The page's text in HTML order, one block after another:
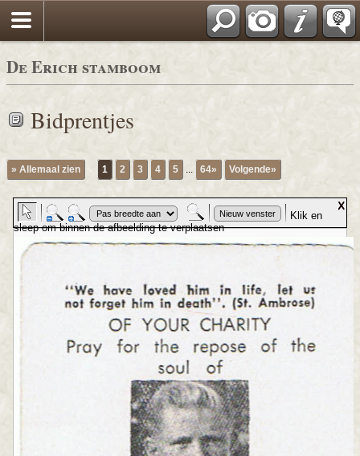
De Erich stamboom
Bidprentjes
» Allemaal zien 1 2 3 4 5 ... 64» Volgende»